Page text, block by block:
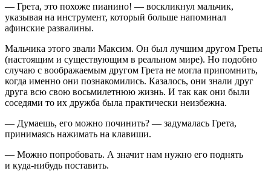
— Грета, это похоже пианино! — воскликнул мальчик,
указывая на инструмент, который больше напоминал
афинские развалины.
Мальчика этого звали Максим. Он был лучшим другом Греты
(настоящим и существующим в реальном мире). Но подобно
случаю с воображаемым другом Грета не могла припомнить,
когда именно они познакомились. Казалось, они знали друг
друга всю свою восьмилетнюю жизнь. И так как они были
соседями то их дружба была практически неизбежна.
— Думаешь, его можно починить? — задумалась Грета,
принимаясь нажимать на клавиши.
— Можно попробовать. А значит нам нужно его поднять
и куда-нибудь поставить.